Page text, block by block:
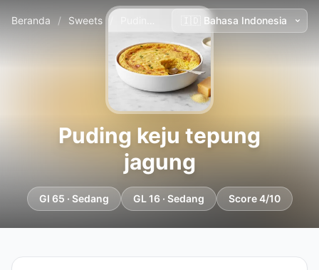
Beranda / Sweets
Puding keju tepung
jagung
GI 65 · Sedang GL 16 · Sedang Score 4/10